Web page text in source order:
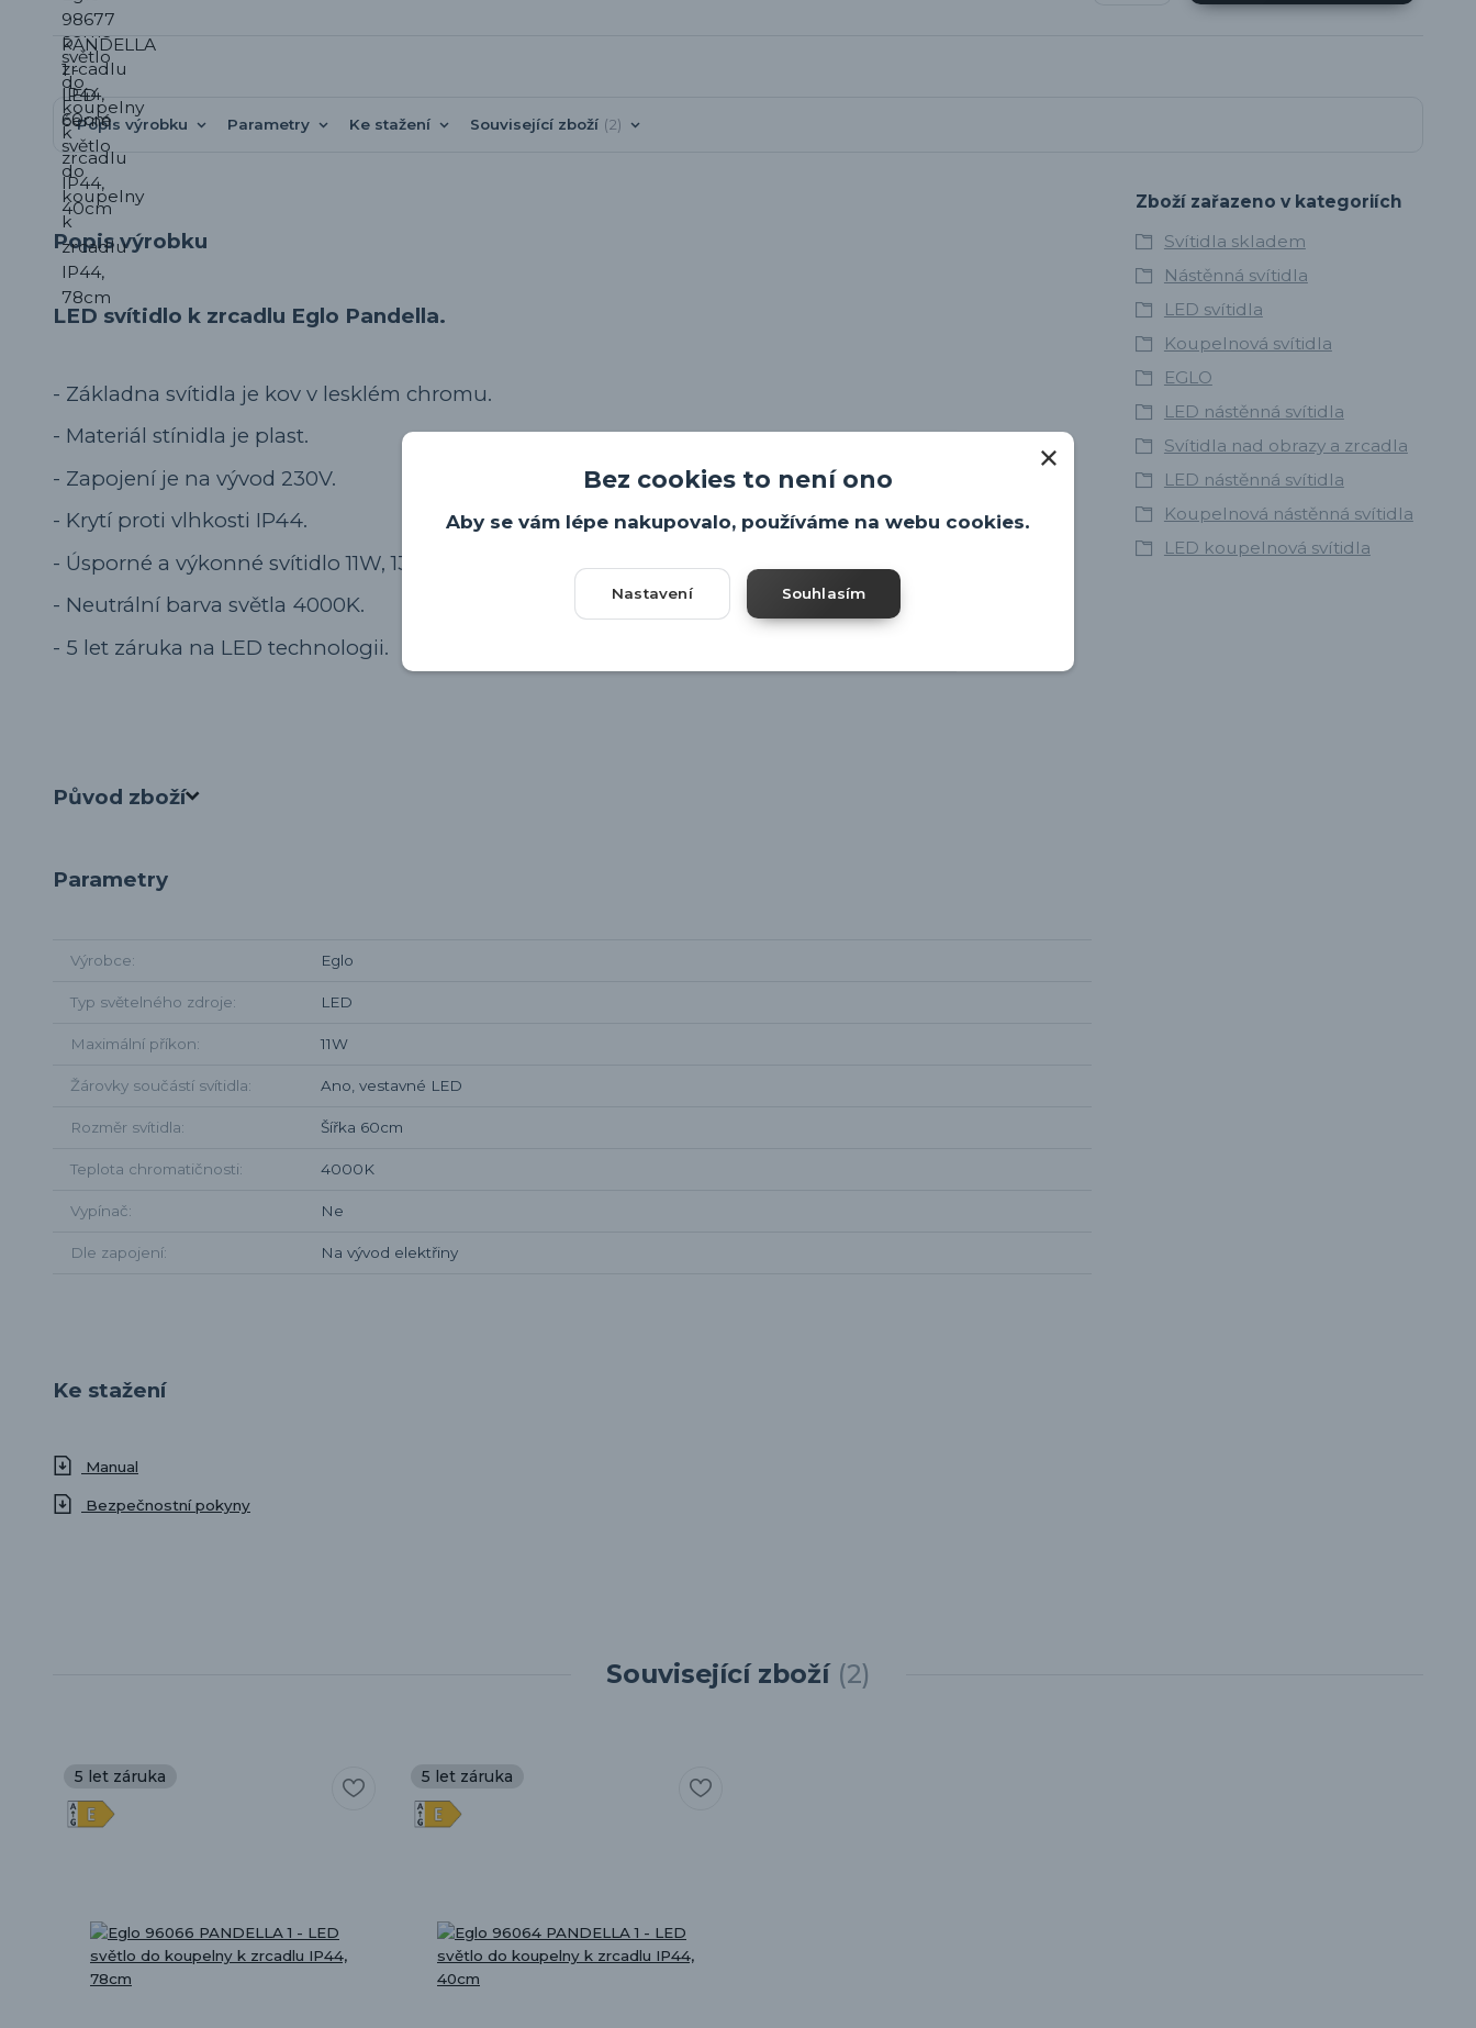
Popis výrobku Parametry Ke stažení Související zboží 2
Popis výrobku
LED svítidlo k zrcadlu Eglo Pandella.
- Základna svítidla je kov v lesklém chromu.
- Materiál stínidla je plast.
- Zapojení je na vývod 230V.
- Krytí proti vlhkosti IP44.
- Úsporné a výkonné svítidlo 11W, 1350lm.
- Neutrální barva světla 4000K.
- 5 let záruka na LED technologii.
Původ zboží
Parametry
Výrobce Eglo
Typ světelného zdroje LED
Maximální příkon 11W
Žárovky součástí svítidla Ano, vestavné LED
Rozměr svítidla Šířka 60cm
Teplota chromatičnosti 4000K
Vypínač Ne
Dle zapojení Na vývod elektřiny
Zboží zařazeno v kategoriích
Svítidla skladem
Nástěnná svítidla
LED svítidla
Koupelnová svítidla
EGLO
LED nástěnná svítidla
Svítidla nad obrazy a zrcadla
LED nástěnná svítidla
Koupelnová nástěnná svítidla
LED koupelnová svítidla
Ke stažení
Manual
Bezpečnostní pokyny
Související zboží 2
5 let záruka 5 let záruka
Bez cookies to není ono
Aby se vám lépe nakupovalo, používáme na webu cookies.
Nastavení Souhlasím